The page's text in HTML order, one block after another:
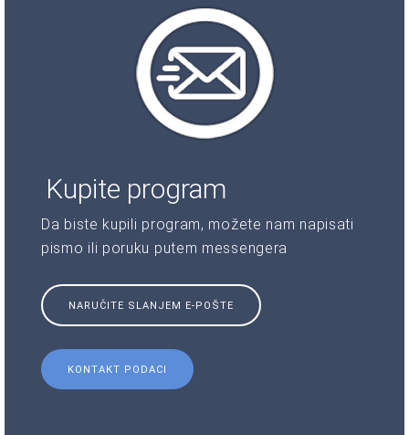
Kupite program
Da biste kupili program, možete nam napisati
pismo ili poruku putem messengera
NARUČITE SLANJEM E-POŠTE
KONTAKT PODACI